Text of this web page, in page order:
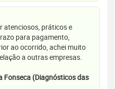
atenciosos, práticos e
para pagamento,
ao ocorrido, achei muito
a outras empresas.
Fonseca (Diagnósticos das